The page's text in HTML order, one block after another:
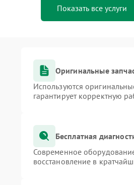
Показать все услуги
Оригинальные
Используются
гарантирует корректную
Бесплатная
Современное
восстановление в